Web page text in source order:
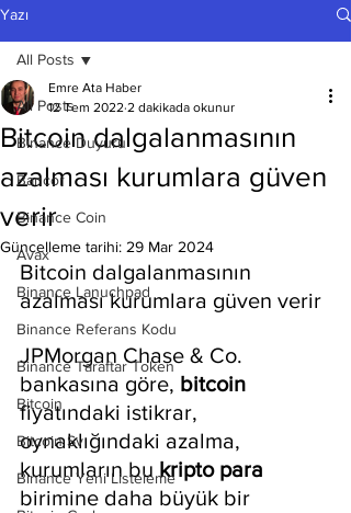
Yazı
All Posts
Binance Duyuru
Bancor
Binance Coin
Avax
Binance Lanuchpad
Binance Referans Kodu
Binance Taraftar Token
Bitcoin
Bitcoin Sv
Binance Yeni Listeleme
All Posts
Bitcoin dalgalanmasının
azalması kurumlara güven
verir
Emre Ata Haber
12 Tem 2022 2 dakikada okunur
Güncelleme tarihi: 29 Mar 2024
Bitcoin dalgalanmasının
azalması kurumlara güven verir
JPMorgan Chase & Co.
bankasına göre, bitcoin
fiyatındaki istikrar,
oynaklığındaki azalma,
kurumların bu kripto para
birimine daha büyük bir